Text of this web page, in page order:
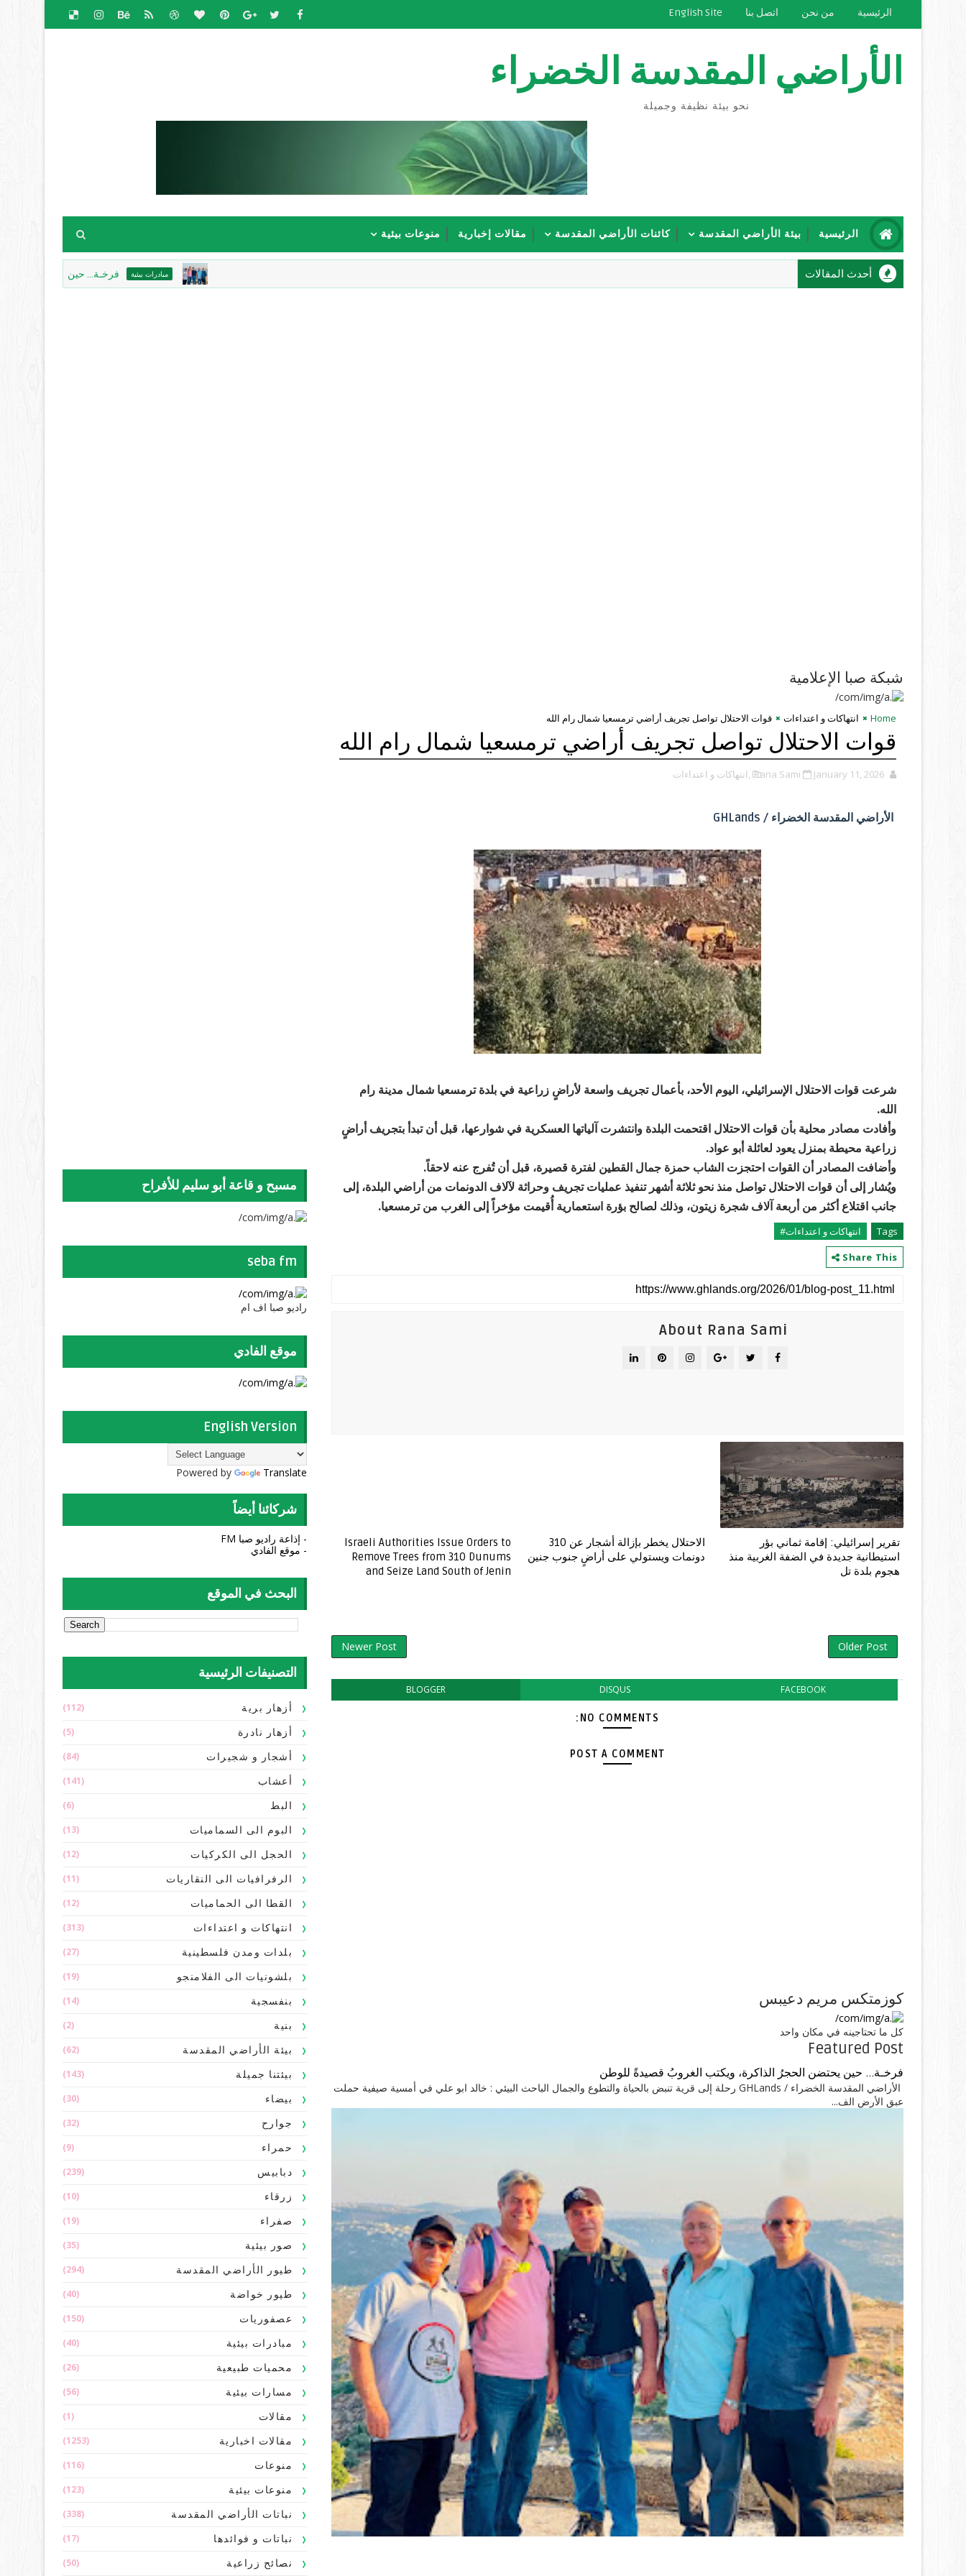
الرئيسية من نحن اتصل بنا English Site
الأراضي المقدسة الخضراء
نحو بيئة نظيفة وجميلة
الرئيسية بيئة الأراضي المقدسة كائنات الأراضي المقدسة مقالات إخبارية منوعات بيئية
أحدث المقالات مبادرات بيئية فرخـة... حين يحتضن الحجرُ الذاكرة،
شبكة صبا الإعلامية
Home انتهاكات و اعتداءات قوات الاحتلال تواصل تجريف أراضي ترمسعيا شمال رام الله
قوات الاحتلال تواصل تجريف أراضي ترمسعيا شمال رام الله
Rana Sami January 11, 2026 ,انتهاكات و اعتداءات
الأراضي المقدسة الخضراء / GHLands
شرعت قوات الاحتلال الإسرائيلي، اليوم الأحد، بأعمال تجريف واسعة لأراضٍ زراعية في بلدة ترمسعيا شمال مدينة رام
الله.
وأفادت مصادر محلية بأن قوات الاحتلال اقتحمت البلدة وانتشرت آلياتها العسكرية في شوارعها، قبل أن تبدأ بتجريف أراضٍ
زراعية محيطة بمنزل يعود لعائلة أبو عواد.
وأضافت المصادر أن القوات احتجزت الشاب حمزة جمال القطين لفترة قصيرة، قبل أن تُفرج عنه لاحقاً.
ويُشار إلى أن قوات الاحتلال تواصل منذ نحو ثلاثة أشهر تنفيذ عمليات تجريف وحراثة لآلاف الدونمات من أراضي البلدة، إلى
جانب اقتلاع أكثر من أربعة آلاف شجرة زيتون، وذلك لصالح بؤرة استعمارية أُقيمت مؤخراً إلى الغرب من ترمسعيا.
Tags
انتهاكات و اعتداءات#
Share This
About Rana Sami
Israeli Authorities Issue Orders to
Remove Trees from 310 Dunums
and Seize Land South of Jenin
الاحتلال يخطر بإزالة أشجار عن 310
دونمات ويستولي على أراضٍ جنوب جنين
تقرير إسرائيلي: إقامة ثماني بؤر
استيطانية جديدة في الضفة الغربية منذ
هجوم بلدة تل
Newer Post Older Post
BLOGGER DISQUS FACEBOOK
NO COMMENTS:
POST A COMMENT
كوزمتكس مريم دعيبس
كل ما تحتاجينه في مكان واحد
Featured Post
فرخـة... حين يحتضن الحجرُ الذاكرة، ويكتب الغروبُ قصيدةً للوطن
الأراضي المقدسة الخضراء / GHLands رحلة إلى قرية تنبض بالحياة والتطوع والجمال الباحث البيئي : خالد ابو علي في أمسية صيفية حملت
عبق الأرض الف...
مسبح و قاعة أبو سليم للأفراح
seba fm
راديو صبا اف ام
موقع الفادي
English Version
Powered by Translate
شركائنا أيضاً
- إذاعة راديو صبا FM
- موقع الفادي
البحث في الموقع
التصنيفات الرئيسية
أزهار برية (112)
أزهار نادرة (5)
أشجار و شجيرات (84)
أعشاب (141)
البط (6)
البوم الى السماميات (13)
الحجل الى الكركيات (12)
الرفرافيات الى النقاريات (11)
القطا الى الحماميات (12)
انتهاكات و اعتداءات (313)
بلدات ومدن فلسطينية (27)
بلشونيات الى الفلامنجو (19)
بنفسجية (14)
بنية (2)
بيئة الأراضي المقدسة (62)
بيئتنا جميلة (143)
بيضاء (30)
جوارح (32)
حمراء (9)
دبابيس (239)
زرقاء (10)
صفراء (19)
صور بيئية (35)
طيور الأراضي المقدسة (294)
طيور خواضة (40)
عصفوريات (150)
مبادرات بيئية (40)
محميات طبيعية (26)
مسارات بيئية (56)
مقالات (1)
مقالات اخبارية (1253)
منوعات (116)
منوعات بيئية (123)
نباتات الأراضي المقدسة (338)
نباتات و فوائدها (17)
نصائح زراعية (50)